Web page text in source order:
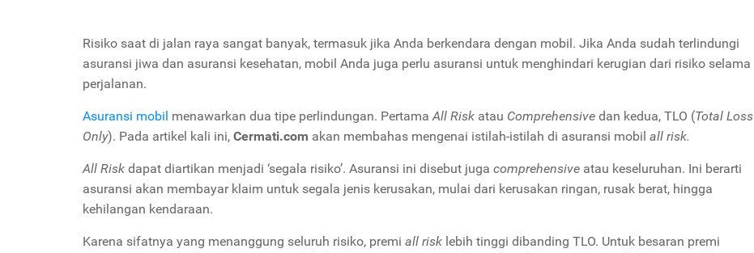
Risiko saat di jalan raya sangat banyak, termasuk jika Anda berkendara dengan mobil. Jika Anda sudah terlindungi
asuransi jiwa dan asuransi kesehatan, mobil Anda juga perlu asuransi untuk menghindari kerugian dari risiko selama
perjalanan.
Asuransi mobil menawarkan dua tipe perlindungan. PertamaAll Risk atau Comprehensive dan kedua, TLO (Total Loss
Only). Pada artikel kali ini, Cermati.com akan membahas mengenai istilah-istilah di asuransi mobil all risk.
All Risk dapat diartikan menjadi ‘segala risiko’. Asuransi ini disebut juga comprehensive atau keseluruhan. Ini berarti
asuransi akan membayar klaim untuk segala jenis kerusakan, mulai dari kerusakan ringan, rusak berat, hingga
kehilangan kendaraan.
Karena sifatnya yang menanggung seluruh risiko, premi all risk lebih tinggi dibanding TLO. Untuk besaran premi